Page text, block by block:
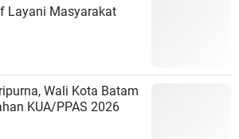
Layani Masyarakat
Wali Kota Batam
KUA/PPAS 2026